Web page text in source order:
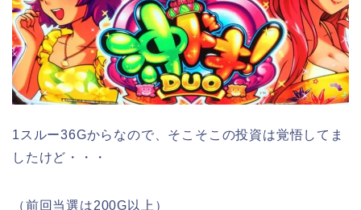
1スルー36Gからなので、そこそこの投資は覚悟してま
したけど・・・
（前回当選は200G以上）